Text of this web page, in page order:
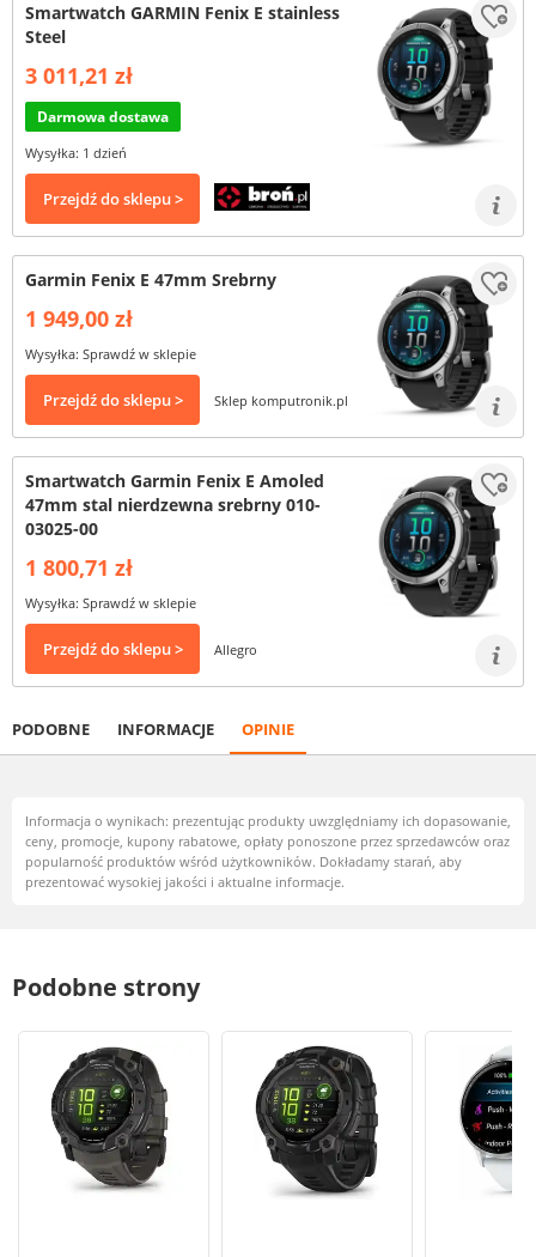
Smartwatch GARMIN Fenix E stainless
Steel
3 011,21 zł
Darmowa dostawa
Wysyłka: 1 dzień
Przejdź do sklepu >
Garmin Fenix E 47mm Srebrny
1 949,00 zł
Wysyłka: Sprawdź w sklepie
Przejdź do sklepu > Sklep komputronik.pl
Smartwatch Garmin Fenix E Amoled
47mm stal nierdzewna srebrny 010-
03025-00
1 800,71 zł
Wysyłka: Sprawdź w sklepie
Przejdź do sklepu > Allegro
PODOBNE INFORMACJE OPINIE
Informacja o wynikach: prezentując produkty uwzględniamy ich dopasowanie,
ceny, promocje, kupony rabatowe, opłaty ponoszone przez sprzedawców oraz
popularność produktów wśród użytkowników. Dokładamy starań, aby
prezentować wysokiej jakości i aktualne informacje.
Podobne strony